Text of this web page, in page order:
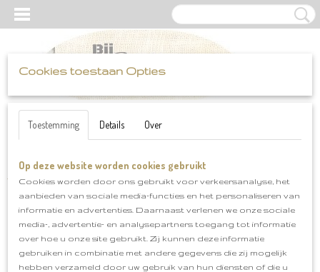
Inloggen Registreren
Home >Katia>Merino Aran>Merino Aran klnr 41
Cookies toestaan Opties
Toestemming Details Over
Op deze website worden cookies gebruikt
Cookies worden door ons gebruikt voor verkeersanalyse, het
aanbieden van sociale media-functies en het personaliseren van
informatie en advertenties. Daarnaast verlenen we onze sociale
media-, advertentie- en analysepartners toegang tot informatie
over hoe u onze site gebruikt. Zij kunnen deze informatie
gebruiken in combinatie met andere gegevens die zij mogelijk
hebben verzameld door uw gebruik van hun diensten of die u